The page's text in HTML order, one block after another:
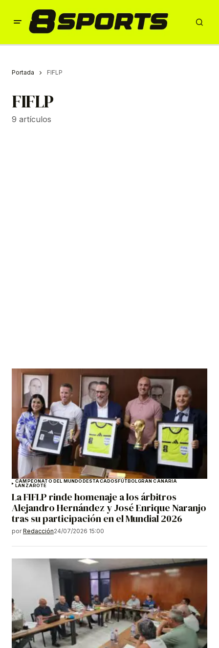
Portada FIFLP
FIFLP
9 artículos
CAMPEONATO DEL MUNDODESTACADOSFÚTBOLGRAN CANARIA
LANZAROTE
La FIFLP rinde homenaje a los árbitros
Alejandro Hernández y José Enrique Naranjo
tras su participación en el Mundial 2026
por Redacción24/07/2026 15:00